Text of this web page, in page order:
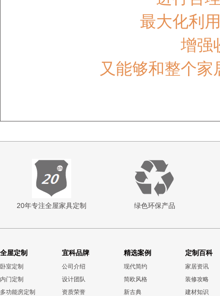
最大化利
增强
又能够和整个家
20年专注全屋家具定制 绿色环保产品
全屋定制
卧室定制
内门定制
多功能房定制
宜科品牌
公司介绍
设计团队
资质荣誉
精选案例
现代简约
简欧风格
新古典
定制百科
家居资讯
装修攻略
建材知识